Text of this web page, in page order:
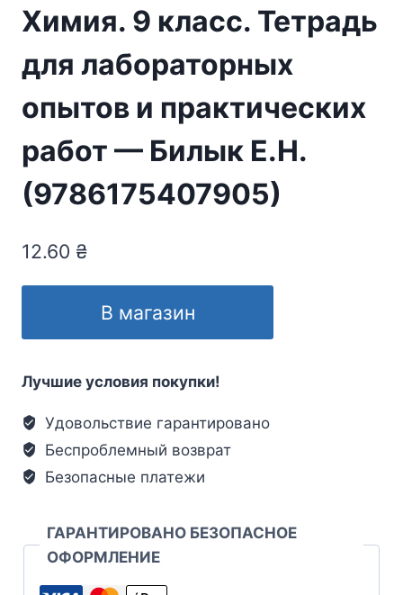
Химия. 9 класс. Тетрадь
для лабораторных
опытов и практических
работ — Билык Е.Н.
(9786175407905)
12.60 ₴
В магазин
Лучшие условия покупки!
Удовольствие гарантировано
Беспроблемный возврат
Безопасные платежи
ГАРАНТИРОВАНО БЕЗОПАСНОЕ
ОФОРМЛЕНИЕ